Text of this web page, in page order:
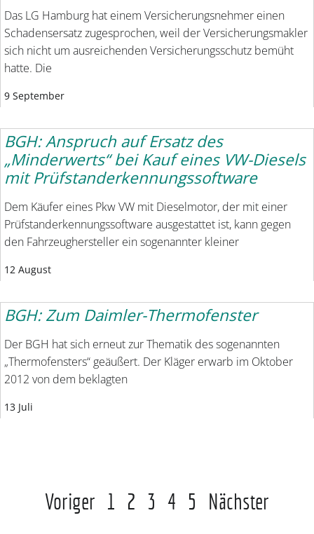
Das LG Hamburg hat einem Versicherungsnehmer einen
Schadensersatz zugesprochen, weil der Versicherungsmakler
sich nicht um ausreichenden Versicherungsschutz bemüht
hatte. Die
9 September
BGH: Anspruch auf Ersatz des
„Minderwerts“ bei Kauf eines VW-Diesels
mit Prüfstanderkennungssoftware
Dem Käufer eines Pkw VW mit Dieselmotor, der mit einer
Prüfstanderkennungssoftware ausgestattet ist, kann gegen
den Fahrzeughersteller ein sogenannter kleiner
12 August
BGH: Zum Daimler-Thermofenster
Der BGH hat sich erneut zur Thematik des sogenannten
„Thermofensters“ geäußert. Der Kläger erwarb im Oktober
2012 von dem beklagten
13 Juli
Voriger 1 2 3 4 5 Nächster